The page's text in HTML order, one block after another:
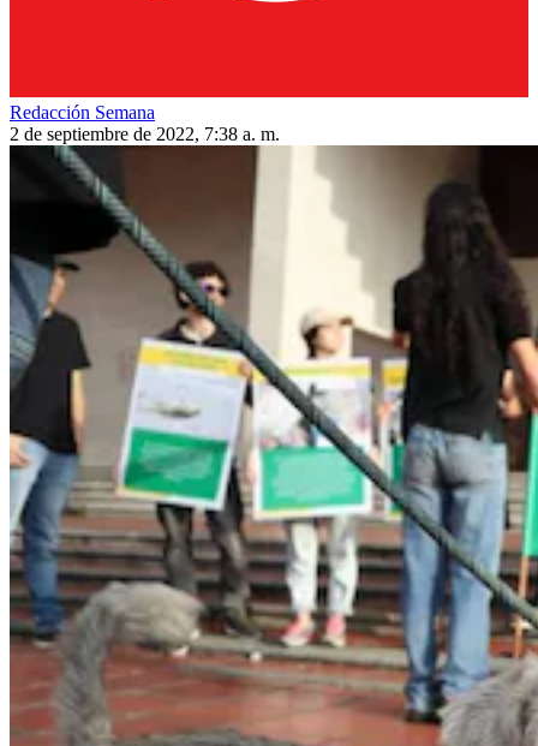
Redacción Semana
2 de septiembre de 2022, 7:38 a. m.